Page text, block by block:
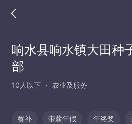
响水县响水镇大田种
部
10人以下 农业及服务
餐补 带薪年假 年终奖